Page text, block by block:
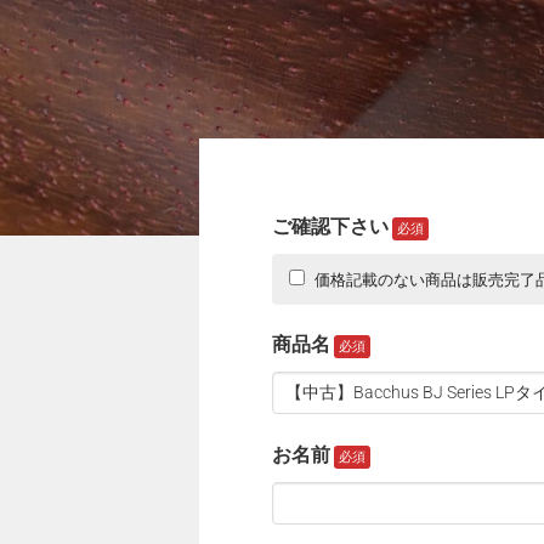
ご確認下さい
価格記載のない商品は販売完了
商品名
お名前